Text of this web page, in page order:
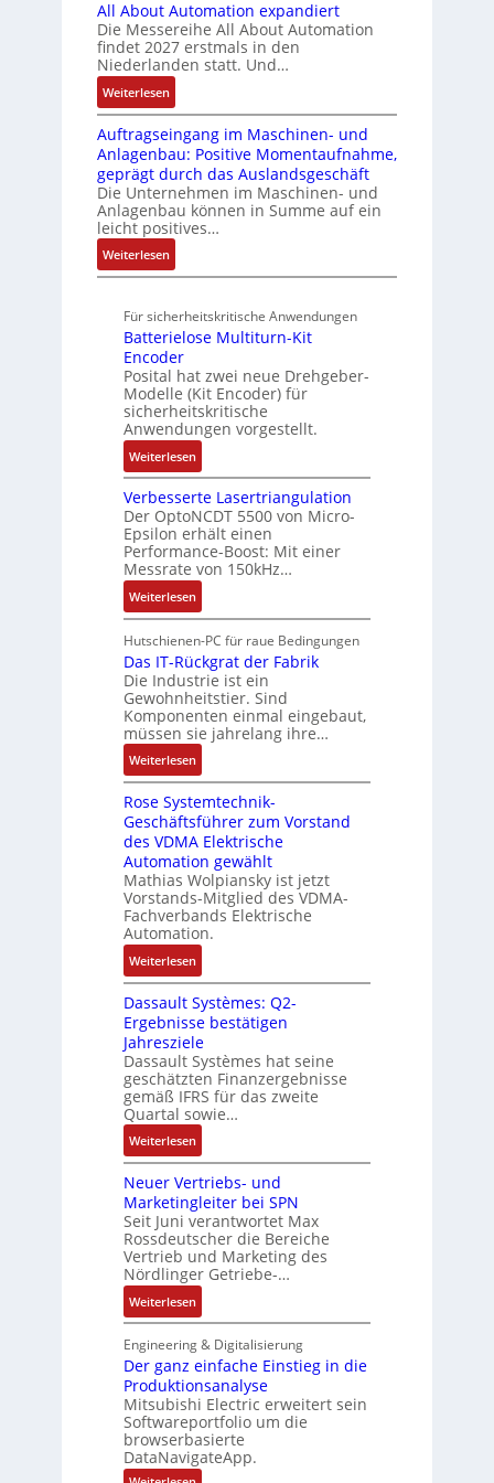
n
d
s
b
e
r
w
a
u
g
t
e
m
e
R
e
i
f
e
g
r
a
d
M
L
3
f
s
i
c
h
e
r
e
E
n
t
w
i
c
k
l
u
n
g
e
S
t
e
u
e
r
u
n
g
o
n
v
o
n
G
V
u
n
d
R
o
o
t
i
k
t
S
t
r
u
k
t
u
r
i
s
2
0
3
6
f
e
h
l
e
n
4
,
M
i
l
l
i
o
n
e
n
A
r
b
e
i
t
s
k
r
ä
f
t
e
All About Automation expandiert
Die Messereihe All About Automation
findet 2027 erstmals in den
Niederlanden statt. Und…
Weiterlesen:
A
l
l
A
b
o
u
t
A
t
o
m
a
t
i
x
p
a
n
d
i
e
r
t
Auftragseingang im Maschinen- und
Anlagenbau: Positive Momentaufnahme,
geprägt durch das Auslandsgeschäft
Die Unternehmen im Maschinen- und
Anlagenbau können in Summe auf ein
leicht positives…
Weiterlesen:
A
f
t
r
a
g
s
e
i
n
g
a
n
g
i
m
s
c
h
i
n
e
n
-
u
n
d
A
n
l
a
g
e
n
b
a
u
:
P
o
s
i
t
i
v
e
M
o
m
e
n
t
a
u
f
Für sicherheitskritische Anwendungen
Batterielose Multiturn-Kit
Encoder
Posital hat zwei neue Drehgeber-
Modelle (Kit Encoder) für
sicherheitskritische
Anwendungen vorgestellt.
Weiterlesen:
B
a
t
t
e
r
i
e
l
o
s
e
M
u
l
i
t
u
r
n
-
K
i
t
E
n
c
o
d
e
r
Verbesserte Lasertriangulation
Der OptoNCDT 5500 von Micro-
Epsilon erhält einen
Performance-Boost: Mit einer
Messrate von 150kHz…
Weiterlesen:
V
e
r
b
e
s
s
e
r
t
e
L
a
s
e
r
r
i
a
n
g
u
l
a
t
i
o
n
Hutschienen-PC für raue Bedingungen
Das IT-Rückgrat der Fabrik
Die Industrie ist ein
Gewohnheitstier. Sind
Komponenten einmal eingebaut,
müssen sie jahrelang ihre…
Weiterlesen:
D
a
s
I
T
-
R
ü
c
k
g
r
a
t
d
e
r
F
a
b
r
i
k
Rose Systemtechnik-
Geschäftsführer zum Vorstand
des VDMA Elektrische
Automation gewählt
Mathias Wolpiansky ist jetzt
Vorstands-Mitglied des VDMA-
Fachverbands Elektrische
Automation.
Weiterlesen:
R
o
s
e
S
y
s
t
e
m
t
e
c
h
n
k
G
s
c
h
ä
Dassault Systèmes: Q2-
Ergebnisse bestätigen
Jahresziele
Dassault Systèmes hat seine
geschätzten Finanzergebnisse
gemäß IFRS für das zweite
Quartal sowie…
Weiterlesen:
D
a
s
s
a
u
l
t
S
y
s
t
è
m
e
s
Neuer Vertriebs- und
Marketingleiter bei SPN
Seit Juni verantwortet Max
Rossdeutscher die Bereiche
Vertrieb und Marketing des
Nördlinger Getriebe-…
Weiterlesen:
N
e
u
e
r
V
e
r
Engineering & Digitalisierung
Der ganz einfache Einstieg in die
Produktionsanalyse
Mitsubishi Electric erweitert sein
Softwareportfolio um die
browserbasierte
DataNavigateApp.